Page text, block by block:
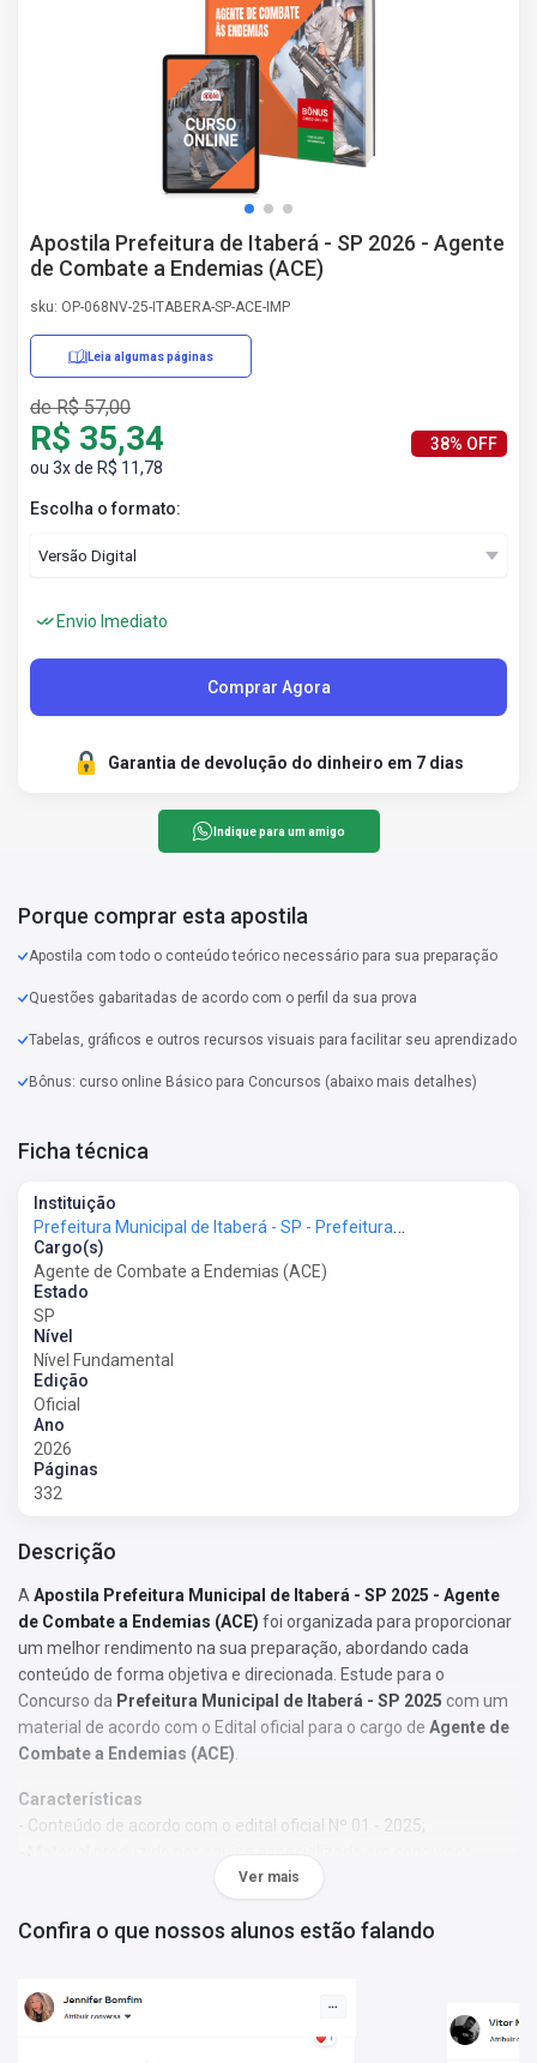
Apostila Prefeitura de Itaberá - SP 2026 - Agente
de Combate a Endemias (ACE)
sku: OP-068NV-25-ITABERA-SP-ACE-IMP
Leia algumas páginas
de R$ 57,00
R$ 35,34
ou 3x de R$ 11,78
38% OFF
Escolha o formato:
Envio Imediato
Comprar Agora
Garantia de devolução do dinheiro em 7 dias
Indique para um amigo
Porque comprar esta apostila
Apostila com todo o conteúdo teórico necessário para sua preparação
Questões gabaritadas de acordo com o perfil da sua prova
Tabelas, gráficos e outros recursos visuais para facilitar seu aprendizado
Bônus: curso online Básico para Concursos (abaixo mais detalhes)
Ficha técnica
Instituição
Prefeitura Municipal de Itaberá - SP - Prefeitura de Itaberá - SP
Cargo(s)
Agente de Combate a Endemias (ACE)
Estado
SP
Nível
Nível Fundamental
Edição
Oficial
Ano
2026
Páginas
332
Descrição
A Apostila Prefeitura Municipal de Itaberá - SP 2025 - Agente
de Combate a Endemias (ACE) foi organizada para proporcionar
um melhor rendimento na sua preparação, abordando cada
conteúdo de forma objetiva e direcionada. Estude para o
Concurso da Prefeitura Municipal de Itaberá - SP 2025 com um
material de acordo com o Edital oficial para o cargo de Agente de
Combate a Endemias (ACE)
Características
- Conteúdo de acordo com o edital oficial Nº 01 - 2025;
- Material produzido por equipe especializada em concursos
- Você receberá um bônus especial: Curso Online de disciplinas
básicas (Língua Portuguesa e Informática).
temas são abordados conforme o referencial adotado pelos
Ver mais
Confira o que nossos alunos estão falando